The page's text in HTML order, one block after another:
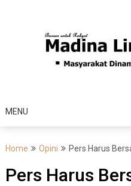
MENU
Home Opini Pers Harus
Pers Harus